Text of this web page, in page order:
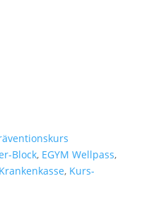
Block, EGYM Wellpass,
, Kurs-